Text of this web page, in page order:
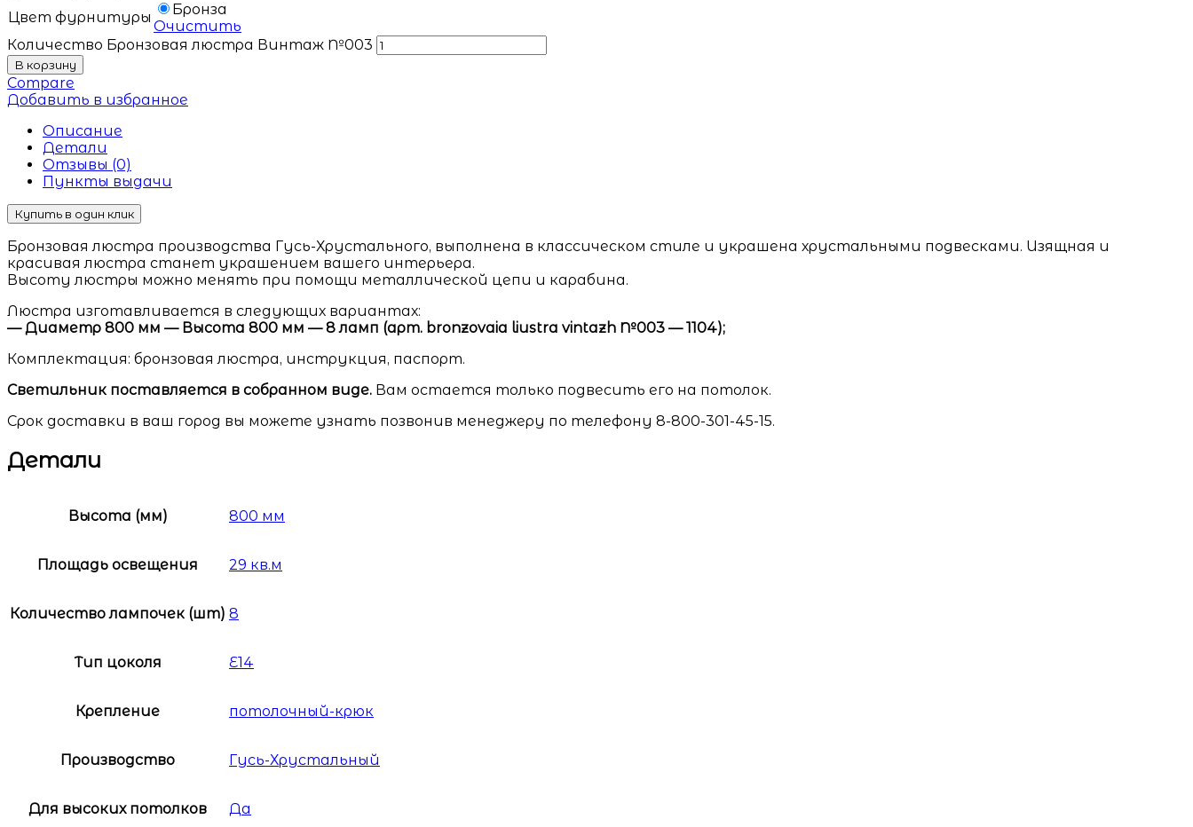
Цвет фурнитуры
Бронза
Очистить
Количество Бронзовая люстра Винтаж №003
В корзину
Compare
Добавить в избранное
Описание
Детали
Отзывы (0)
Пункты выдачи
Купить в один клик
Бронзовая люстра производства Гусь-Хрустального, выполнена в классическом стиле и украшена хрустальными подвесками. Изящная и
красивая люстра станет украшением вашего интерьера.
Высоту люстры можно менять при помощи металлической цепи и карабина.
Люстра изготавливается в следующих вариантах:
— Диаметр 800 мм — Высота 800 мм — 8 ламп (арт. bronzovaia liustra vintazh №003 — 1104);
Комплектация: бронзовая люстра, инструкция, паспорт.
Светильник поставляется в собранном виде. Вам остается только подвесить его на потолок.
Срок доставки в ваш город вы можете узнать позвонив менеджеру по телефону 8-800-301-45-15.
Детали
Высота (мм) 800 мм
Площадь освещения 29 кв.м
Количество лампочек (шт) 8
Тип цоколя E14
Крепление потолочный-крюк
Производство Гусь-Хрустальный
Для высоких потолков Да